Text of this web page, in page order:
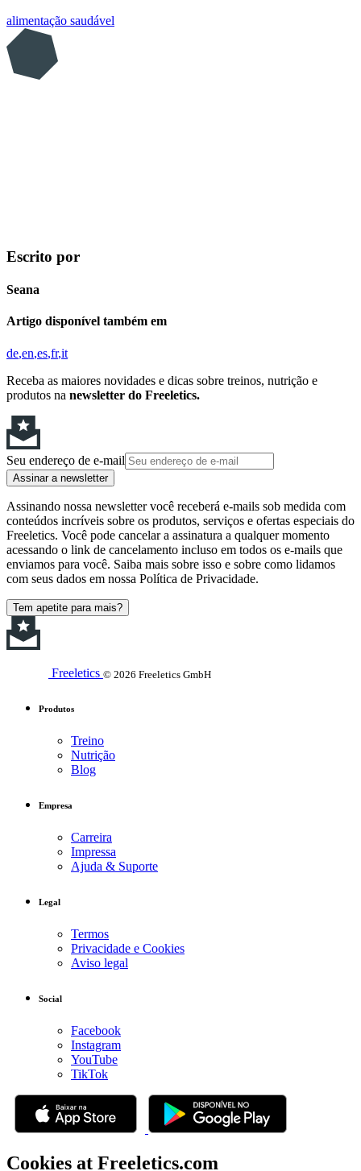
alimentação saudável
Escrito por
Seana
Artigo disponível também em
de en es fr it
Receba as maiores novidades e dicas sobre treinos, nutrição e
produtos na newsletter do Freeletics.
Seu endereço de e-mail
Assinar a newsletter
Assinando nossa newsletter você receberá e-mails sob medida com
conteúdos incríveis sobre os produtos, serviços e ofertas especiais do
Freeletics. Você pode cancelar a assinatura a qualquer momento
acessando o link de cancelamento incluso em todos os e-mails que
enviamos para você. Saiba mais sobre isso e sobre como lidamos
com seus dados em nossa Política de Privacidade.
Tem apetite para mais?
Freeletics © 2026 Freeletics GmbH
Produtos
Treino
Nutrição
Blog
Empresa
Carreira
Impressa
Ajuda & Suporte
Legal
Termos
Privacidade e Cookies
Aviso legal
Social
Facebook
Instagram
YouTube
TikTok
Cookies at Freeletics.com